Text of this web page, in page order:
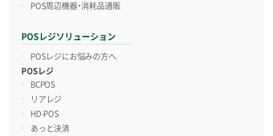
POS周辺機器・消耗品通販
POSレジソリューション
POSレジにお悩みの方へ
POSレジ
BCPOS
リアレジ
HD-POS
あっと決済